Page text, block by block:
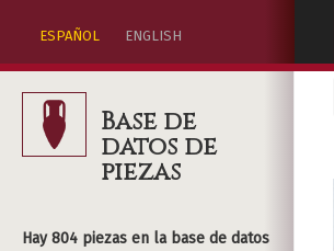
ESPAÑOL ENGLISH
Base de
datos de
piezas
Hay 804 piezas en la base de datos